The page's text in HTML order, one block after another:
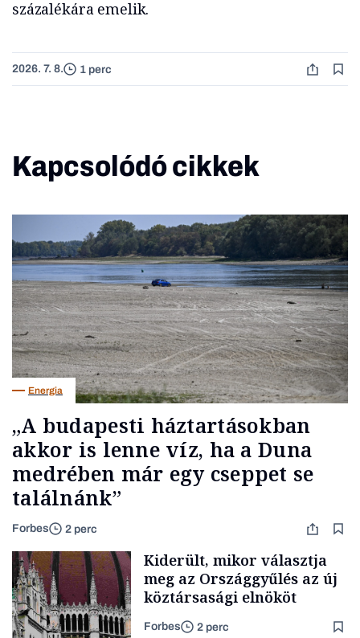
százalékára emelik.
2026. 7. 8. 1 perc
Kapcsolódó cikkek
Energia
„A budapesti háztartásokban
akkor is lenne víz, ha a Duna
medrében már egy cseppet se
találnánk”
Forbes 2 perc
Kiderült, mikor választja
meg az Országgyűlés az új
köztársasági elnököt
Forbes 2 perc